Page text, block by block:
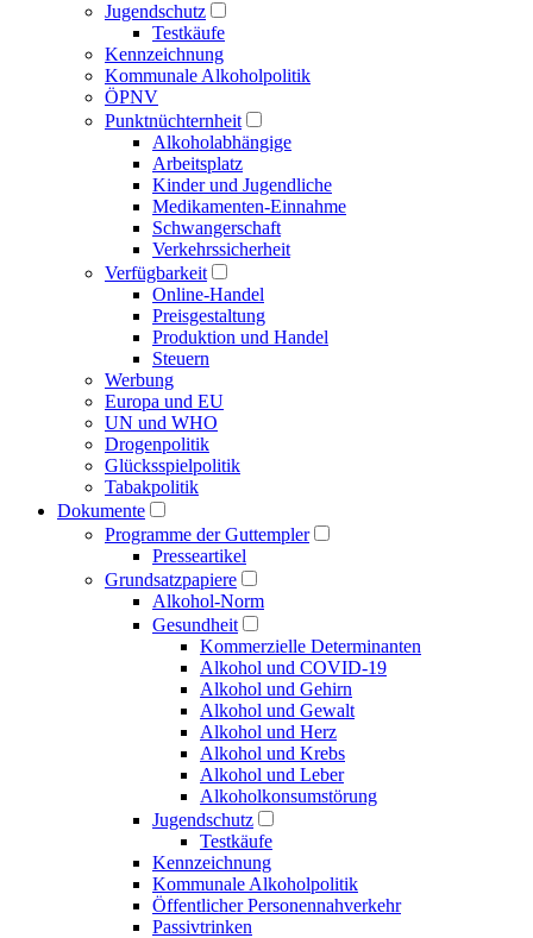
Jugendschutz
Testkäufe
Kennzeichnung
Kommunale Alkoholpolitik
ÖPNV
Punktnüchternheit
Alkoholabhängige
Arbeitsplatz
Kinder und Jugendliche
Medikamenten-Einnahme
Schwangerschaft
Verkehrssicherheit
Verfügbarkeit
Online-Handel
Preisgestaltung
Produktion und Handel
Steuern
Werbung
Europa und EU
UN und WHO
Drogenpolitik
Glücksspielpolitik
Tabakpolitik
Dokumente
Programme der Guttempler
Presse­artikel
Grundsatzpapiere
Alkohol-Norm
Gesundheit
Kommerzielle Determinanten
Alkohol und COVID-19
Alkohol und Gehirn
Alkohol und Gewalt
Alkohol und Herz
Alkohol und Krebs
Alkohol und Leber
Alkoholkonsumstörung
Jugendschutz
Testkäufe
Kennzeichnung
Kommunale Alkoholpolitik
Öffentlicher Personen­nahverkehr
Passivtrinken